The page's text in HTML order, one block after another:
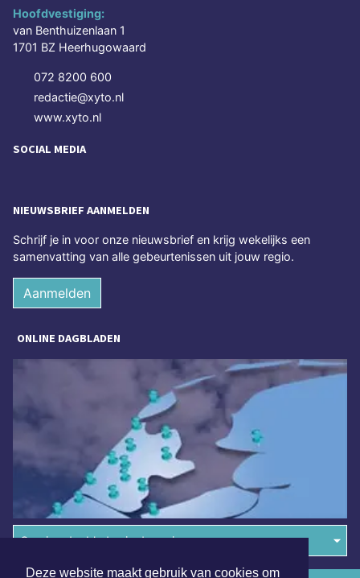
Deze website maakt gebruik van cookies om
Hoofdvestiging:
van Benthuizenlaan 1
1701 BZ Heerhugowaard
072 8200 600
redactie@xyto.nl
www.xyto.nl
SOCIAL MEDIA
NIEUWSBRIEF AANMELDEN
Schrijf je in voor onze nieuwsbrief en krijg wekelijks een
samenvatting van alle gebeurtenissen uit jouw regio.
Aanmelden
ONLINE DAGBLADEN
Overige dagbladen in de regio